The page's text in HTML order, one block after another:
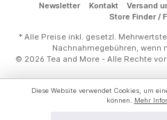
Newsletter Kontakt
Versand
Store Finder /
* Alle Preise inkl. gesetzl.
Nachnahmegebühren, wenn
© 2026 Tea and More - Alle Rechte
Diese Website verwendet Cookies, um
können.
Mehr